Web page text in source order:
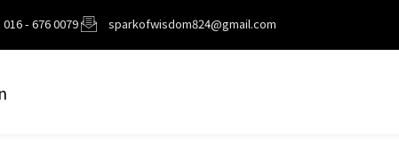
016 - 676 0079 sparkofwisdom824@gmail.com